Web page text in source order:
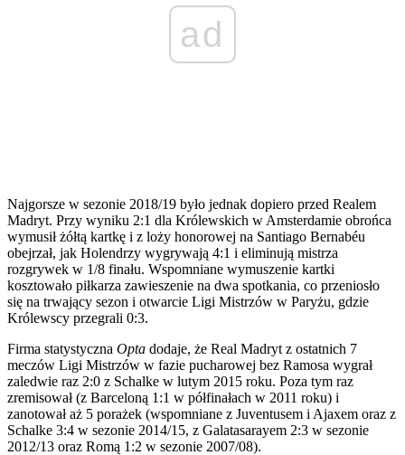
ad
Najgorsze w sezonie 2018/19 było jednak dopiero przed Realem
Madryt. Przy wyniku 2:1 dla Królewskich w Amsterdamie obrońca
wymusił żółtą kartkę i z loży honorowej na Santiago Bernabéu
obejrzał, jak Holendrzy wygrywają 4:1 i eliminują mistrza
rozgrywek w 1/8 finału. Wspomniane wymuszenie kartki
kosztowało piłkarza zawieszenie na dwa spotkania, co przeniosło
się na trwający sezon i otwarcie Ligi Mistrzów w Paryżu, gdzie
Królewscy przegrali 0:3.
Firma statystyczna Opta dodaje, że Real Madryt z ostatnich 7
meczów Ligi Mistrzów w fazie pucharowej bez Ramosa wygrał
zaledwie raz 2:0 z Schalke w lutym 2015 roku. Poza tym raz
zremisował (z Barceloną 1:1 w półfinałach w 2011 roku) i
zanotował aż 5 porażek (wspomniane z Juventusem i Ajaxem oraz z
Schalke 3:4 w sezonie 2014/15, z Galatasarayem 2:3 w sezonie
2012/13 oraz Romą 1:2 w sezonie 2007/08).